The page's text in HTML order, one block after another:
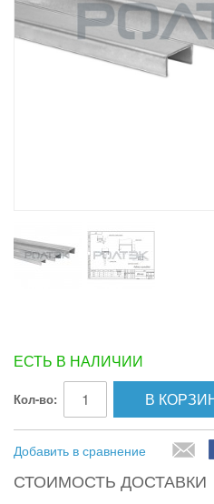
ЕСТЬ В НАЛИЧИИ
Кол-во: В
Добавить в сравнение
СТОИМОСТЬ ДОСТАВКИ